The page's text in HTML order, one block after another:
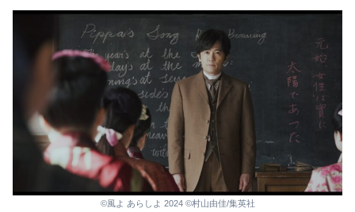
©風よ あらしよ 2024 ©村山由佳/集英社